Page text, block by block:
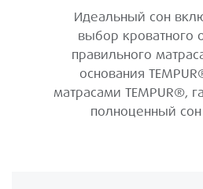
Идеальный сон
выбор кроватного
правильного
основания
матрасами TEMPUR®,
полноценный